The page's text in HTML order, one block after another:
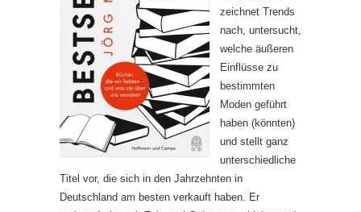
zeichnet Trends
nach, untersucht,
welche äußeren
Einflüsse zu
bestimmten
Moden geführt
haben (könnten)
und stellt ganz
unterschiedliche
Titel vor, die sich in den Jahrzehnten in
Deutschland am besten verkauft haben. Er